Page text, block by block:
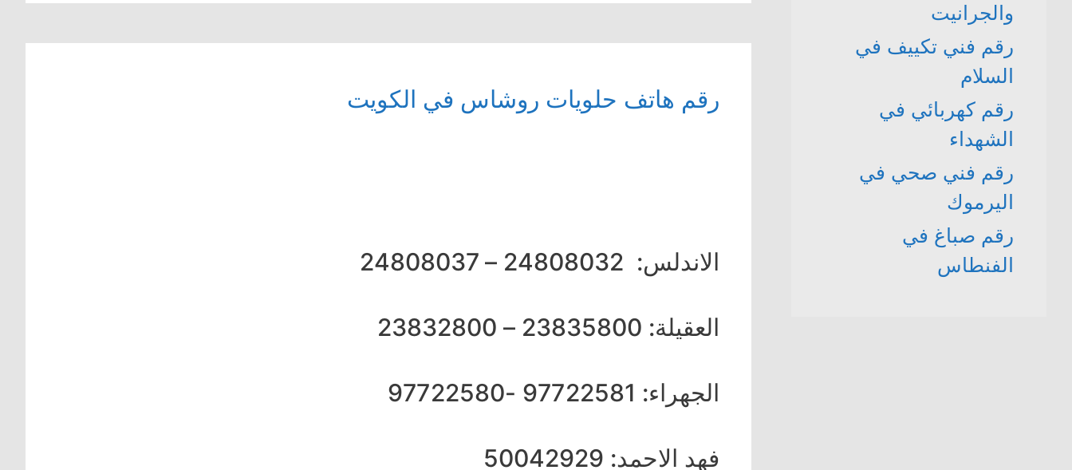
رقم هاتف حلويات روشاس في الكويت
الاندلس: 24808032 – 24808037
العقيلة: 23835800 – 23832800
الجهراء: 97722581 -97722580
فهد الاحمد: 50042929
والجرانيت
رقم فني تكييف في
السلام
رقم كهربائي في
الشهداء
رقم فني صحي في
اليرموك
رقم صباغ في
الفنطاس